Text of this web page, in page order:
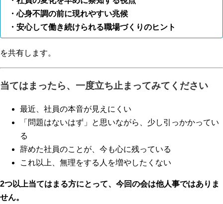
・心身不調の前に現れやすい兆候
・安心して働き続けられる職場づくりのヒント
を共有します。
当てはまったら、一度立ち止まってみてください
最近、社員の本音が見えにくい
「問題はないはず」と思いながら、少し引っかかってい
る
辞めた社員のことが、今も心に残っている
これ以上、無理をする人を増やしたくない
2つ以上当てはまる方にとって、今回の会は他人事ではありま
せん。